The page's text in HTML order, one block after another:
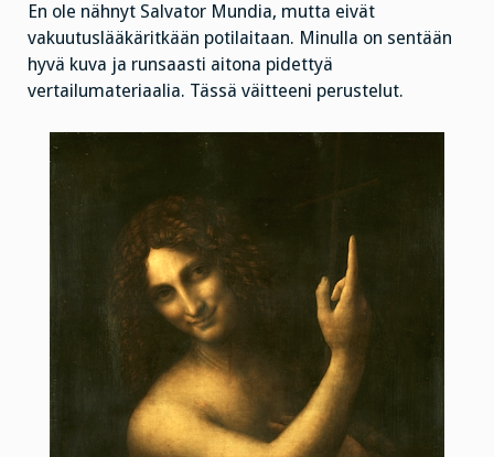
En ole nähnyt Salvator Mundia, mutta eivät
vakuutuslääkäritkään potilaitaan. Minulla on sentään
hyvä kuva ja runsaasti aitona pidettyä
vertailumateriaalia. Tässä väitteeni perustelut.